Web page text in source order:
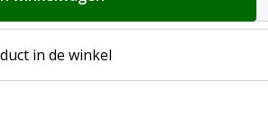
in de winkel